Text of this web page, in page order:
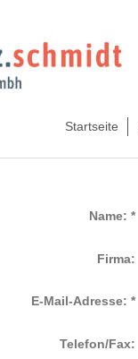
Startseite
Name: *
Firma:
E-Mail-Adresse: *
Telefon/Fax: